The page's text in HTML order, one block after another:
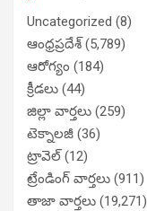
Uncategorized (8)
ఆంధ్రప్రదేశ్(5,789)
ఆరోగ్యం (184)
క్రీడలు (44)
జిల్లా వార్తలు (259)
టెక్నాలజీ (36)
ట్రావెల్(12)
ట్రేండింగ్ వార్తలు (911)
తాజా వార్తలు (19,271)